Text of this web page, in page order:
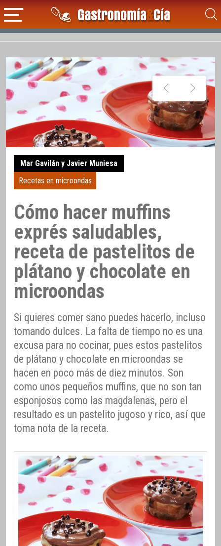
Mar Gavilán y Javier Muniesa
Recetas en microondas
Cómo hacer muffins
exprés saludables,
receta de pastelitos de
plátano y chocolate en
microondas
Si quieres comer sano puedes hacerlo, incluso
tomando dulces. La falta de tiempo no es una
excusa para no cocinar, pues estos pastelitos
de plátano y chocolate en microondas se
hacen en poco más de diez minutos. Son
como unos pequeños muffins, que no son tan
esponjosos como las magdalenas, pero el
resultado es un pastelito jugoso y rico, así que
toma nota de la receta.